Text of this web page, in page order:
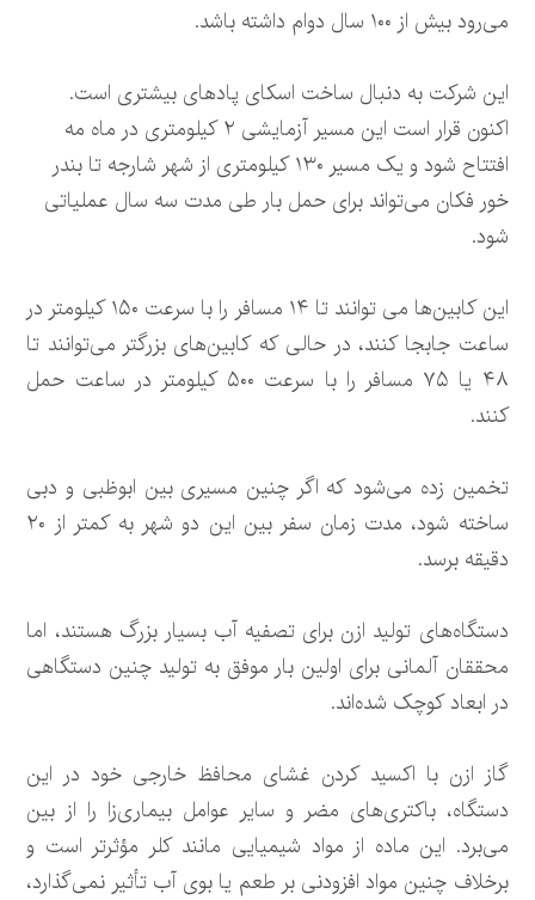
می‌رود بیش از ۱۰۰ سال دوام داشته باشد.
این شرکت به دنبال ساخت اسکای پادهای بیشتری است.
اکنون قرار است این مسیر آزمایشی ۲ کیلومتری در ماه مه
افتتاح شود و یک مسیر ۱۳۰ کیلومتری از شهر شارجه تا بندر
خور فکان می‌تواند برای حمل بار طی مدت سه سال عملیاتی
شود.
این کابین‌ها می توانند تا ۱۴ مسافر را با سرعت ۱۵۰ کیلومتر در
ساعت جابجا کنند، در حالی که کابین‌های بزرگتر می‌توانند تا
۴۸ یا ۷۵ مسافر را با سرعت ۵۰۰ کیلومتر در ساعت حمل
کنند.
تخمین زده می‌شود که اگر چنین مسیری بین ابوظبی و دبی
ساخته شود، مدت زمان سفر بین این دو شهر به کمتر از ۲۰
دقیقه برسد.
دستگاه‌های تولید ازن برای تصفیه آب بسیار بزرگ هستند، اما
محققان آلمانی برای اولین بار موفق به تولید چنین دستگاهی
در ابعاد کوچک شده‌اند.
گاز ازن با اکسید کردن غشای محافظ خارجی خود در این
دستگاه، باکتری‌های مضر و سایر عوامل بیماری‌زا را از بین
می‌برد. این ماده از مواد شیمیایی مانند کلر مؤثرتر است و
برخلاف چنین مواد افزودنی بر طعم یا بوی آب تأثیر نمی‌گذارد،